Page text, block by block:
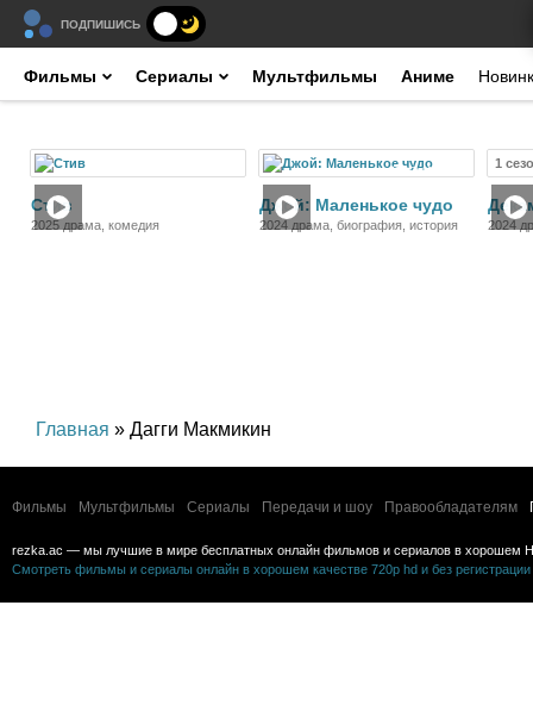
ПОДПИШИСЬ
Фильмы Сериалы Мультфильмы Аниме
Стив
2025 драма, комедия
Фильм
Джой: Маленькое чудо
2024 драма, биография, история
1
2024
Главная » Дагги Макмикин
Фильмы Мультфильмы Сериалы Передачи и шоу Правообладателям
rezka.ac — мы лучшие в мире бесплатных онлайн фильмов и сериалов в хорошем
Смотреть фильмы и сериалы онлайн в хорошем качестве 720p hd и без